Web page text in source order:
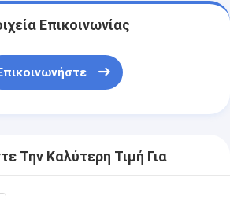
Επικοινωνίας
Την Καλύτερη Τιμή Για